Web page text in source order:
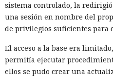
sistema controlado, la
una sesión en nombre del
de privilegios suficientes para
El acceso a la base era
permitía ejecutar
ellos se pudo crear una